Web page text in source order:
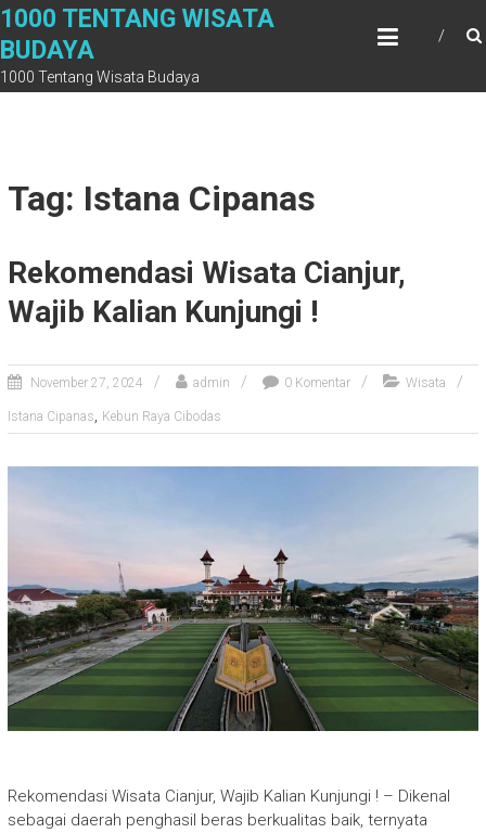
Skip
content
1000 TENTANG WISATA
BUDAYA
1000 Tentang Wisata Budaya
Tag: Istana Cipanas
Rekomendasi Wisata Cianjur,
Wajib Kalian Kunjungi !
November 27, 2024 admin 0 Komentar Wisata
Istana Cipanas, Kebun Raya Cibodas
Rekomendasi Wisata Cianjur, Wajib Kalian Kunjungi ! – Dikenal
sebagai daerah penghasil beras berkualitas baik, ternyata